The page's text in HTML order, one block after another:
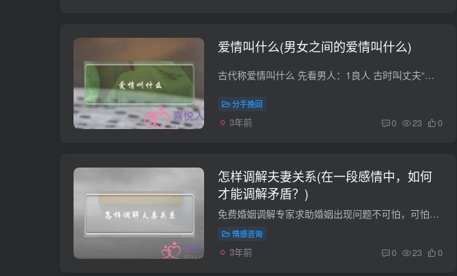
爱情叫什么(男女之间的爱情叫什么)
古代称爱情叫什么 先看男人：1良人 古时叫丈夫“良人”，好听吧！从中我们不难看到古代丈夫们光辉高大的形象，估计那时的男人们是说有贪污腐败，泡小蜜的吧。 古诗里就有“妾家高楼连苑起，良人...
分手挽回
3年前 0 23 0
怎样调解夫妻关系(在一段感情中，如何
才能调解矛盾？)
免费婚姻调解专家求助婚姻出现问题不可怕，可怕的是你的态度，和合术也能挽回感情的怎样调解夫妻关系爱情本来就是靠双方感官维持的，一定的距离、一定的空间才能让双方拥有那么一点点的神秘与隐...
情感咨询
3年前 0 23 0